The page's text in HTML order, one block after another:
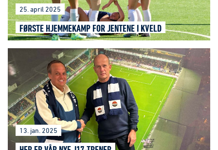
25. april 2025
FØRSTE HJEMMEKAMP FOR JENTENE I KVELD
13. jan. 2025